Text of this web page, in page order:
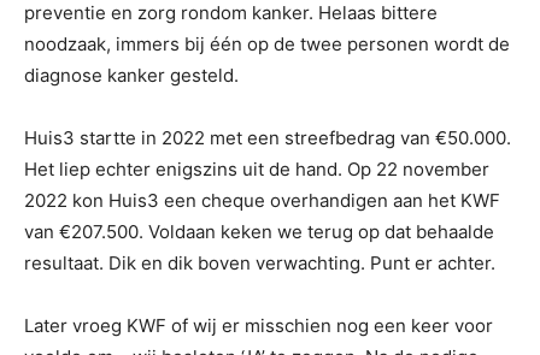
preventie en zorg rondom kanker. Helaas bittere
noodzaak, immers bij één op de twee personen wordt de
diagnose kanker gesteld.
Huis3 startte in 2022 met een streefbedrag van €50.000.
Het liep echter enigszins uit de hand. Op 22 november
2022 kon Huis3 een cheque overhandigen aan het KWF
van €207.500. Voldaan keken we terug op dat behaalde
resultaat. Dik en dik boven verwachting. Punt er achter.
Later vroeg KWF of wij er misschien nog een keer voor